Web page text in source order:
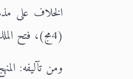
(4مج)، فتح الملك العزيز بشرح الوجيز للهيتي، الوجيز للدجيلي في الفقه الحنبلي.
ومن تآليفه: